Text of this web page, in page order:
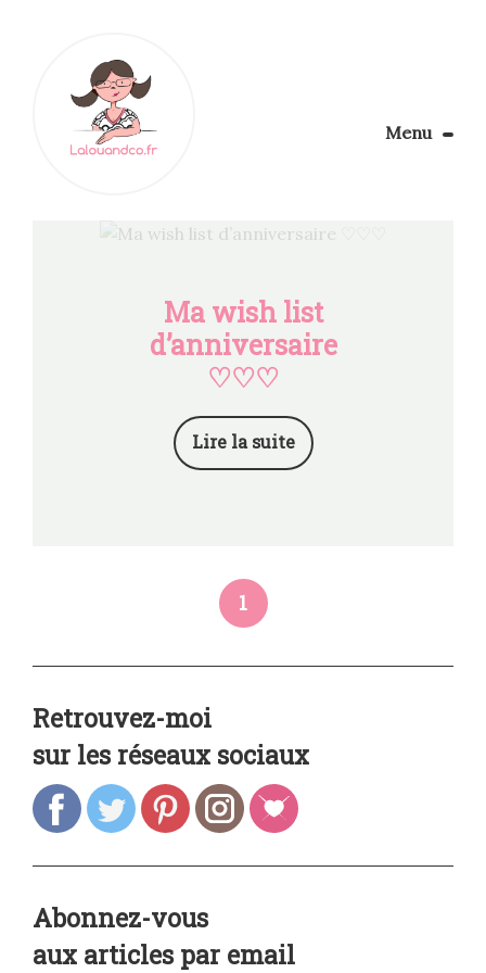
Menu
Apprendre la couture
Ma wish list
d’anniversaire
♡♡♡
Lire la suite
1
Retrouvez-moi
sur les réseaux sociaux
Abonnez-vous
aux articles par email